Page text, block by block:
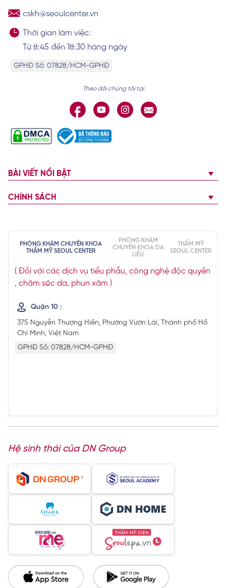
cskh@seoulcenter.vn
Thời gian làm việc:
Từ 8:45 đến 18:30 hàng ngày
GPHĐ Số: 07828/HCM-GPHĐ
Theo dõi chúng tôi tại
BÀI VIẾT NỔI BẬT
CHÍNH SÁCH
PHÒNG KHÁM CHUYÊN KHOA
THẨM MỸ SEOUL CENTER
PHÒNG KHÁM
CHUYÊN KHOA DA
LIỄU
THẨM MỸ
SEOUL CENTER
( Đối với các dịch vụ tiểu phẫu, công nghệ độc quyền
, chăm sóc da, phun xăm )
Quận 10 :
375 Nguyễn Thượng Hiền, Phường Vườn Lài, Thành phố Hồ
Chí Minh, Việt Nam
GPHĐ Số: 07828/HCM-GPHĐ
Hệ sinh thái của DN Group